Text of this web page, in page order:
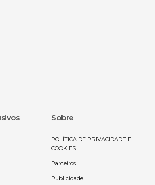
Sobre
POLÍTICA DE PRIVACIDADE E
COOKIES
Parceiros
Publicidade